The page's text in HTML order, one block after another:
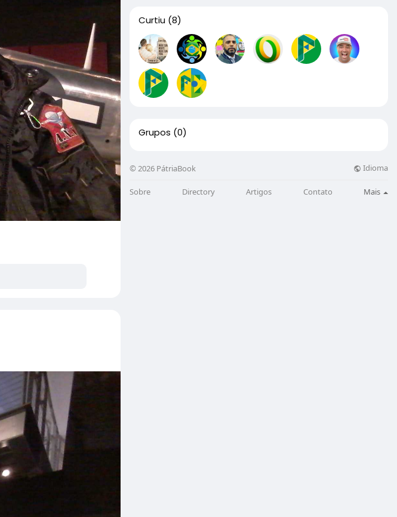
Curtiu (8)
Grupos (0)
© 2026 PátriaBook Idioma
Sobre Directory Artigos Contato Mais